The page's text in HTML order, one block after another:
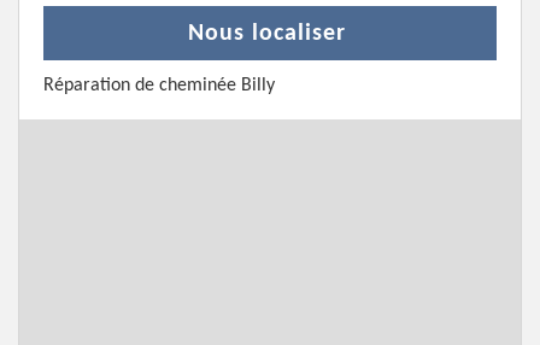
Nous localiser
Réparation de cheminée Billy